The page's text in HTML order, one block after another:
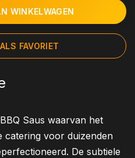
WINKELWAGEN
FAVORIET
Saus waarvan het
catering voor duizenden
De subtiele